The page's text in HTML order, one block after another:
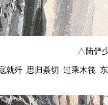
△陆俨
就歼 思归綦切 过乘木